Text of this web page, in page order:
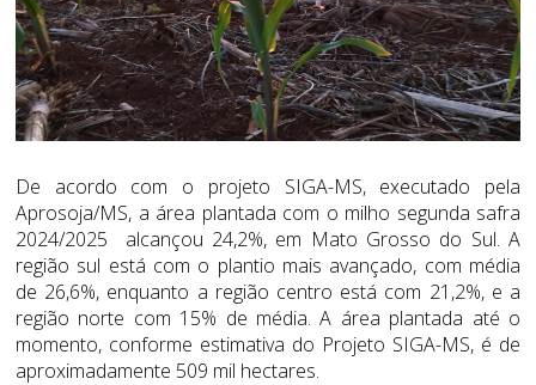
De acordo com o projeto SIGA-MS, executado pela
Aprosoja/MS, a área plantada com o milho segunda safra
2024/2025 alcançou 24,2%, em Mato Grosso do Sul. A
região sul está com o plantio mais avançado, com média
de 26,6%, enquanto a região centro está com 21,2%, e a
região norte com 15% de média. A área plantada até o
momento, conforme estimativa do Projeto SIGA-MS, é de
aproximadamente 509 mil hectares.